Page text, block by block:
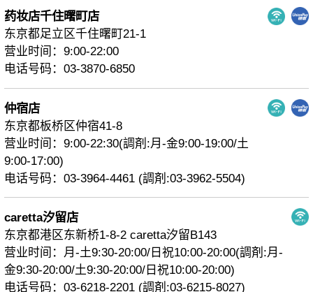
药妆店千住曙町店
东京都足立区千住曙町21-1
营业时间：9:00-22:00
电话号码：03-3870-6850
仲宿店
东京都板桥区仲宿41-8
营业时间：9:00-22:30(調剤:月-金9:00-19:00/土
9:00-17:00)
电话号码：03-3964-4461 (調剤:03-3962-5504)
caretta汐留店
东京都港区东新桥1-8-2 caretta汐留B143
营业时间：月-土9:30-20:00/日祝10:00-20:00(調剤:月-
金9:30-20:00/土9:30-20:00/日祝10:00-20:00)
电话号码：03-6218-2201 (調剤:03-6215-8027)